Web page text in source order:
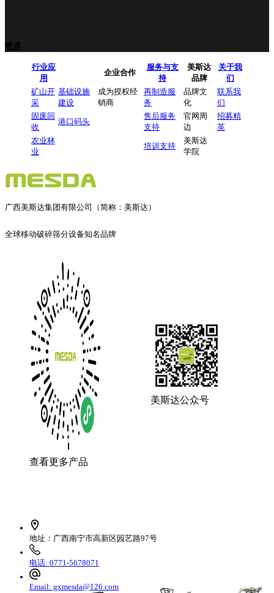
更多
行业应
用
企业合作
服务与支
持
美斯达
品牌
关于我
们
矿山开
采
基础设施
建设
成为授权经
销商
再制造服
务
品牌文
化
联系我
们
固废回
收
港口码头
售后服务
支持
官网周
边
招募精
英
农业林
业
培训支持
美斯达
学院
广西美斯达集团有限公司（简称：美斯达）
全球移动破碎筛分设备知名品牌
查看更多产品
美斯达公众号
地址：广西南宁市高新区园艺路97号
电话: 0771-5678071
Email: gxmesda@126.com